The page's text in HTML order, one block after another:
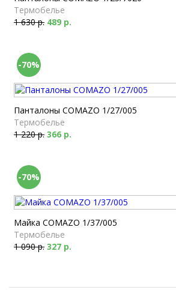
Термобелье
1 630 р. 489 р.
-70%
Панталоны COMAZO 1/27/005
Термобелье
1 220 р. 366 р.
-70%
Майка COMAZO 1/37/005
Термобелье
1 090 р. 327 р.